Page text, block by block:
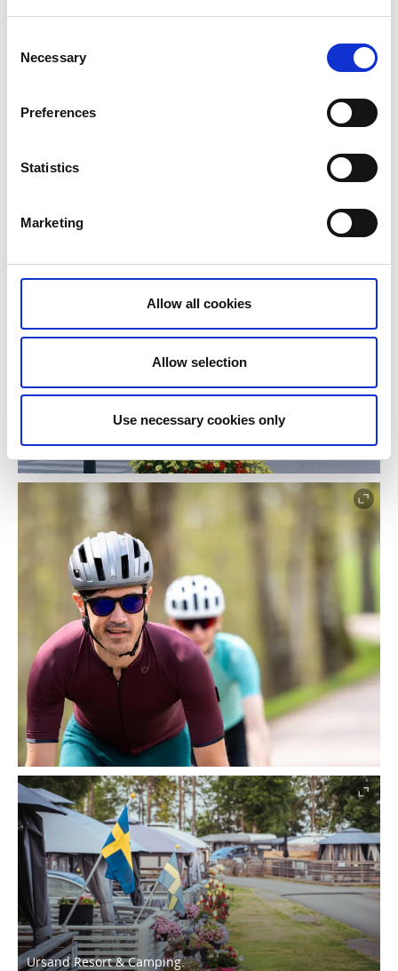
Selection
Necessary
Preferences
Statistics
Marketing
Allow all cookies
Allow selection
Use necessary cookies only
Vänersborg.
Ursand Resort & Camping.